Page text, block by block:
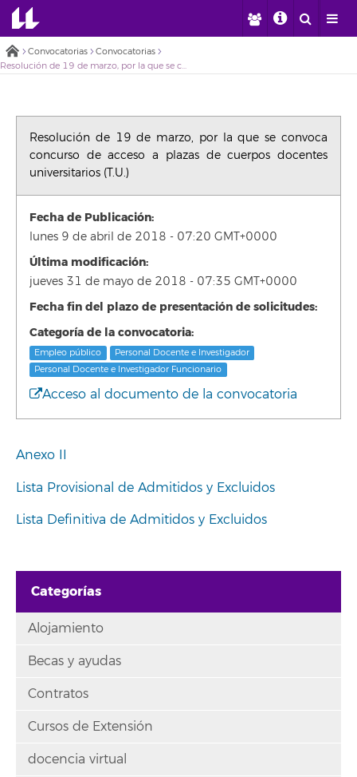
Convocatorias
Convocatorias
Resolución de 19 de marzo, por la que se convoca concurso de acceso a plazas de cuerpos docentes universitarios (T.U.)
Resolución de 19 de marzo, por la que se convoca
concurso de acceso a plazas de cuerpos docentes
universitarios (T.U.)
Fecha de Publicación:
lunes 9 de abril de 2018 - 07:20 GMT+0000
Última modificación:
jueves 31 de mayo de 2018 - 07:35 GMT+0000
Fecha fin del plazo de presentación de solicitudes:
Categoría de la convocatoria:
Empleo público
Personal Docente e Investigador
Personal Docente e Investigador Funcionario
Acceso al documento de la convocatoria
Anexo II
Lista Provisional de Admitidos y Excluidos
Lista Definitiva de Admitidos y Excluidos
Categorías
Alojamiento
Becas y ayudas
Contratos
Cursos de Extensión
docencia virtual